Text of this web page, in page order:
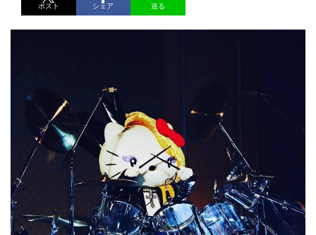
ポスト シェア 送る